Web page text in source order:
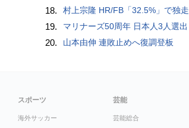
18. 村上宗隆 HR/FB「32.5%」で独走
19. マリナーズ50周年 日本人3人選出
20. 山本由伸 連敗止めへ復調登板
スポーツ
海外サッカー
芸能
芸能総合